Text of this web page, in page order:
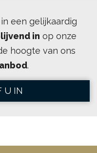
een gelijkaardig
in op onze
hoogte van ons
.
U IN